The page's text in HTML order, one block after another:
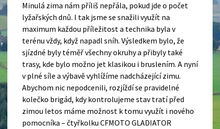
Minulá zima nám příliš nepřála, pokud jde o počet
lyžařských dnů. I tak jsme se snažili využít na
maximum každou příležitost a technika byla v
terénu vždy, když napadl sníh. Výsledkem bylo, že
sjízdné byly téměř všechny okruhy a přibyly také
trasy, kde bylo možno jet klasikou i bruslením. A nyní
v plné síle a výbavě vyhlížíme nadcházející zimu.
Abychom nic nepodcenili, rozjíždí se pravidelné
kolečko brigád, kdy kontrolujeme stav tratí před
zimou letos máme možnost k tomu využít i nového
pomocníka – čtyřkolku CFMOTO GLADIATOR